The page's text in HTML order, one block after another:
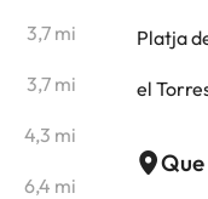
3,7 mi
3,7 mi
4,3 mi
6,4 mi
Platja
el